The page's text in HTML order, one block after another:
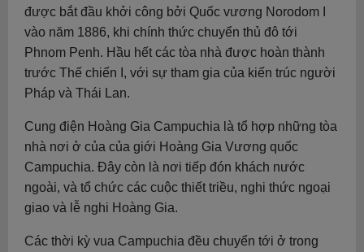
được bắt đầu khởi công bởi Quốc vương Norodom I
vào năm 1886, khi chính thức chuyển thủ đô tới
Phnom Penh. Hầu hết các tòa nhà được hoàn thành
trước Thế chiến I, với sự tham gia của kiến trúc người
Pháp và Thái Lan.
Cung điện Hoàng Gia Campuchia là tổ hợp những tòa
nhà nơi ở của của giới Hoàng Gia Vương quốc
Campuchia. Đây còn là nơi tiếp đón khách nước
ngoài, và tổ chức các cuộc thiết triều, nghi thức ngoại
giao và lễ nghi Hoàng Gia.
Các thời kỳ vua Campuchia đều chuyển tới ở trong